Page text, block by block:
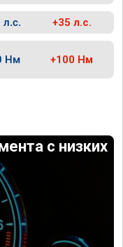
л.с. +35 л.с.
Нм +100 Нм
с низких